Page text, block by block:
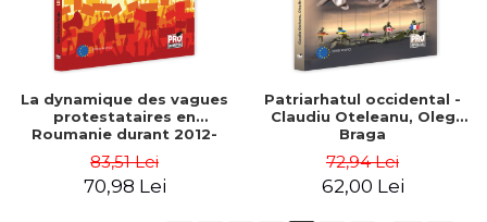
La dynamique des vagues
protestataires en
Roumanie durant 2012-
Rautu
83,51 Lei
70,98 Lei
Patriarhatul occidental -
Claudiu Oteleanu, Oleg
Braga
72,94 Lei
62,00 Lei